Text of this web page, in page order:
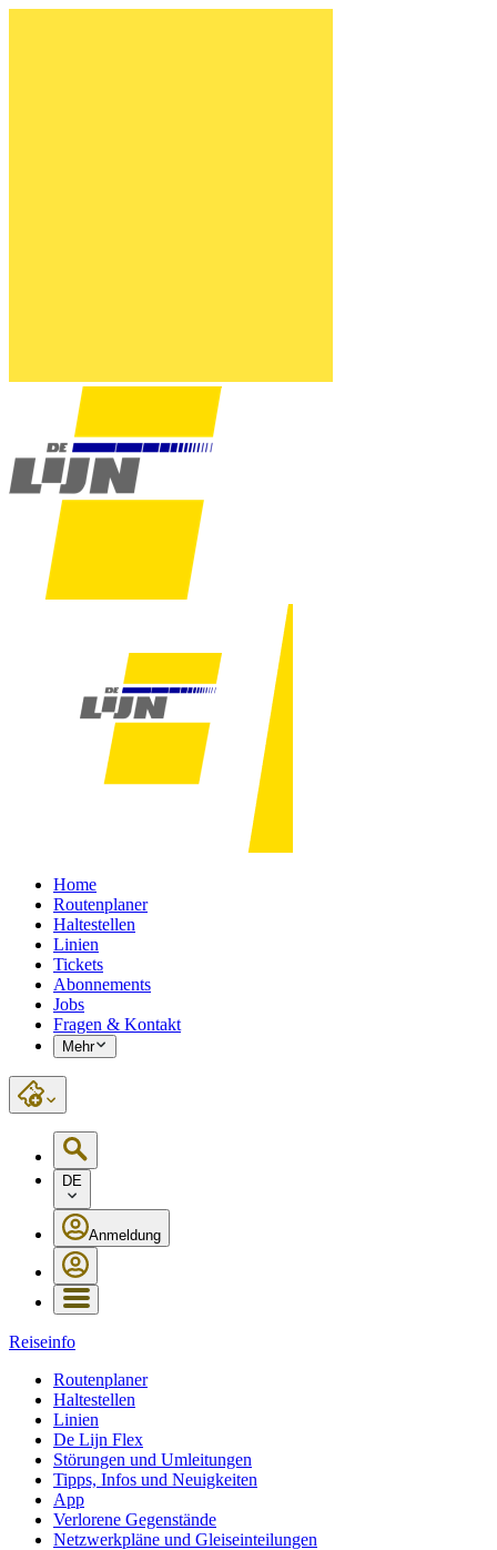
Home
Routenplaner
Haltestellen
Linien
Tickets
Abonnements
Jobs
Fragen & Kontakt
Mehr
DE
Anmeldung
Reiseinfo
Routenplaner
Haltestellen
Linien
De Lijn Flex
Störungen und Umleitungen
Tipps, Infos und Neuigkeiten
App
Verlorene Gegenstände
Netzwerkpläne und Gleiseinteilungen